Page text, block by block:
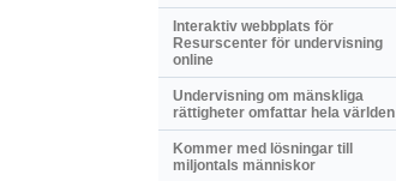
Interaktiv webbplats för
Resurscenter för undervisning
online
Undervisning om mänskliga
rättigheter omfattar hela världen
Kommer med lösningar till
miljontals människor